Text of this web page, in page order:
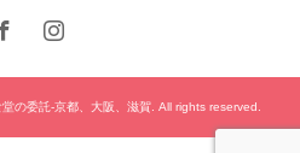
の委託-京都、大阪、滋賀. All rights reserved.